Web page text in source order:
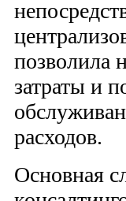
позволила
затраты и
расходов.
Основная